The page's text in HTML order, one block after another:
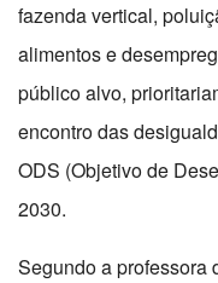
fazenda vertical,
alimentos e
público alvo,
encontro das
ODS (Objetivo de
2030.
Segundo a professora